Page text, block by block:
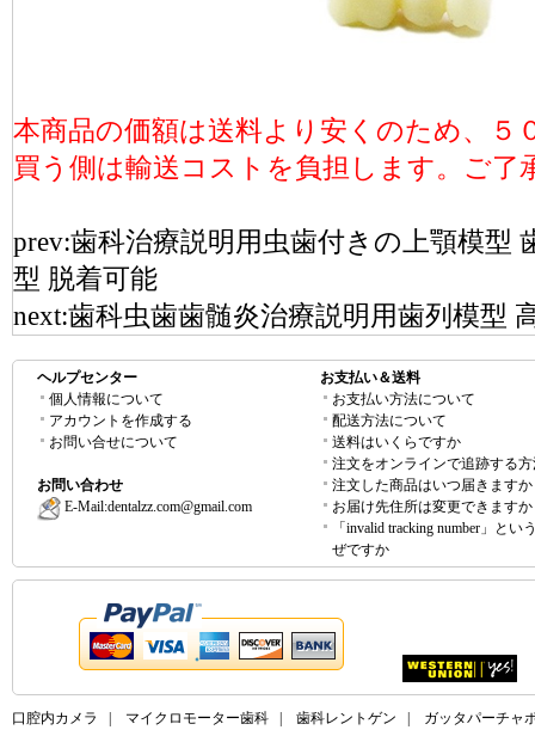
本商品の価額は送料より安くのため、５
買う側は輸送コストを負担します。ご了
prev:歯科治療説明用虫歯付きの上顎模型
型 脱着可能
next:歯科虫歯歯髄炎治療説明用歯列模型
ヘルプセンター
個人情報について
アカウントを作成する
お問い合せについて
お問い合わせ
E-Mail:dentalzz.com@gmail.com
お支払い＆送料
お支払い方法について
配送方法について
送料はいくらですか
注文をオンラインで追跡する
注文した商品はいつ届きますか
お届け先住所は変更できますか
「invalid tracking number」とい
ぜですか
口腔内カメラ マイクロモーター歯科 歯科レントゲン ガッタパーチャ